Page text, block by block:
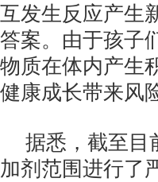
互发生反应产生
答案。由于孩子
物质在体内产生
健康成长带来风
据悉，截至目
加剂范围进行了